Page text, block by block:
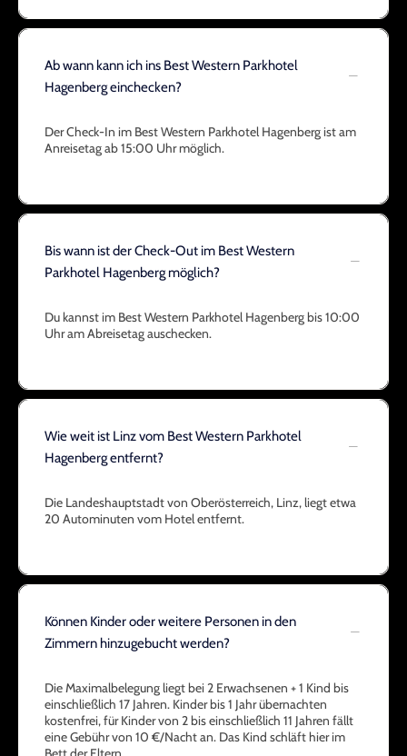
Ab wann kann ich ins Best Western Parkhotel
Hagenberg einchecken?
Der Check-In im Best Western Parkhotel Hagenberg ist am
Anreisetag ab 15:00 Uhr möglich.
Bis wann ist der Check-Out im Best Western
Parkhotel Hagenberg möglich?
Du kannst im Best Western Parkhotel Hagenberg bis 10:00
Uhr am Abreisetag auschecken.
Wie weit ist Linz vom Best Western Parkhotel
Hagenberg entfernt?
Die Landeshauptstadt von Oberösterreich, Linz, liegt etwa
20 Autominuten vom Hotel entfernt.
Können Kinder oder weitere Personen in den
Zimmern hinzugebucht werden?
Die Maximalbelegung liegt bei 2 Erwachsenen + 1 Kind bis
einschließlich 17 Jahren. Kinder bis 1 Jahr übernachten
kostenfrei, für Kinder von 2 bis einschließlich 11 Jahren fällt
eine Gebühr von 10 €/Nacht an. Das Kind schläft hier im